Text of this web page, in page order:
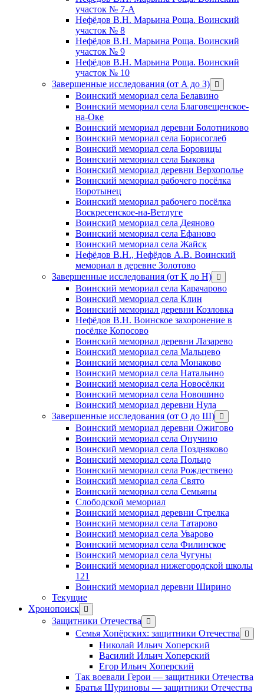
участок № 7-А
Нефёдов В.Н. Марьина Роща. Воинский
участок № 8
Нефёдов В.Н. Марьина Роща. Воинский
участок № 9
Нефёдов В.Н. Марьина Роща. Воинский
участок № 10
Завершенные исследования (от А до З) открыть
меню
Воинский мемориал села Белавино
Воинский мемориал села Благовещенское-
на-Оке
Воинский мемориал деревни Болотниково
Воинский мемориал села Борисоглеб
Воинский мемориал села Боровицы
Воинский мемориал села Быковка
Воинский мемориал деревни Верхополье
Воинский мемориал рабочего посёлка
Воротынец
Воинский мемориал рабочего посёлка
Воскресенское-на-Ветлуге
Воинский мемориал села Деяново
Воинский мемориал села Ефаново
Воинский мемориал села Жайск
Нефёдов В.Н., Нефёдов А.В. Воинский
мемориал в деревне Золотово
Завершенные исследования (от К до Н) открыть
меню
Воинский мемориал села Карачарово
Воинский мемориал села Клин
Воинский мемориал деревни Козловка
Нефёдов В.Н. Воинское захоронение в
посёлке Копосово
Воинский мемориал деревни Лазарево
Воинский мемориал села Мальцево
Воинский мемориал села Монаково
Воинский мемориал села Натальино
Воинский мемориал села Новосёлки
Воинский мемориал села Новошино
Воинский мемориал деревни Нула
Завершенные исследования (от О до Ш) открыть
меню
Воинский мемориал деревни Ожигово
Воинский мемориал села Онучино
Воинский мемориал села Поздняково
Воинский мемориал села Польцо
Воинский мемориал села Рождествено
Воинский мемориал села Свято
Воинский мемориал села Семьяны
Слободской мемориал
Воинский мемориал деревни Стрелка
Воинский мемориал села Татарово
Воинский мемориал села Уварово
Воинский мемориал села Филинское
Воинский мемориал села Чугуны
Воинский мемориал нижегородской школы
121
Воинский мемориал деревни Ширино
Текущие
Хронопоиск открыть
меню
Защитники Отечества
открыть
меню
Семья Хопёрских: защитники Отечества
меню
Николай Ильич Хоперский
Василий Ильич Хоперский
Егор Ильич Хоперский
Так воевали Герои — защитники Отечества
Братья Шуриновы — защитники Отечества